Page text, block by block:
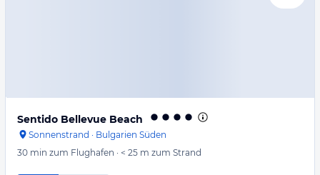
Sentido Bellevue Beach
Sonnenstrand · Bulgarien Süden
30 min zum Flughafen · < 25 m zum Strand